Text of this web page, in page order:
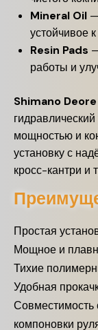
Mineral Oil
устойчивое
Resin Pads
работы и
Shimano
мощностью и
установку с
кросс-кантри и
Простая
Мощное и
Тихие
Удобная
Совместимость
компоновки